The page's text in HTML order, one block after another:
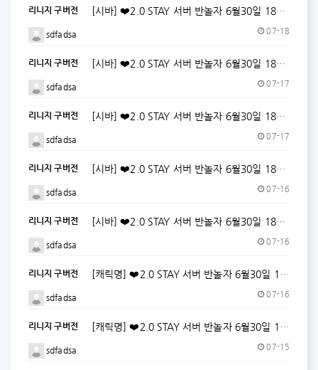
리니지 구버전 [시바] ❤️2.0 STAY 서버 반놀자 6월30일 18시 오픈! ❤️
sdfadsa 07-18
리니지 구버전 [시바] ❤️2.0 STAY 서버 반놀자 6월30일 18시 오픈! ❤️ (자동사냥O,자물O,자칼O)
sdfadsa 07-17
리니지 구버전 [시바] ❤️2.0 STAY 서버 반놀자 6월30일 18시 오픈! ❤️ (자동사냥O,자물O,자칼O)
sdfadsa 07-17
리니지 구버전 [시바] ❤️2.0 STAY 서버 반놀자 6월30일 18시 오픈! ❤️ (자동사냥O,자물O,자칼O)
sdfadsa 07-16
리니지 구버전 [시바] ❤️2.0 STAY 서버 반놀자 6월30일 18시 오픈! ❤️ (자동사냥O,자물O,자칼O)
sdfadsa 07-16
리니지 구버전 [캐릭명] ❤️2.0 STAY 서버 반놀자 6월30일 18시 오픈! ❤️ (자동사냥O,자물O,자칼O)
sdfadsa 07-16
리니지 구버전 [캐릭명] ❤️2.0 STAY 서버 반놀자 6월30일 18시 오픈! ❤️ (자동사냥O,자물O,자칼O)
sdfadsa 07-15